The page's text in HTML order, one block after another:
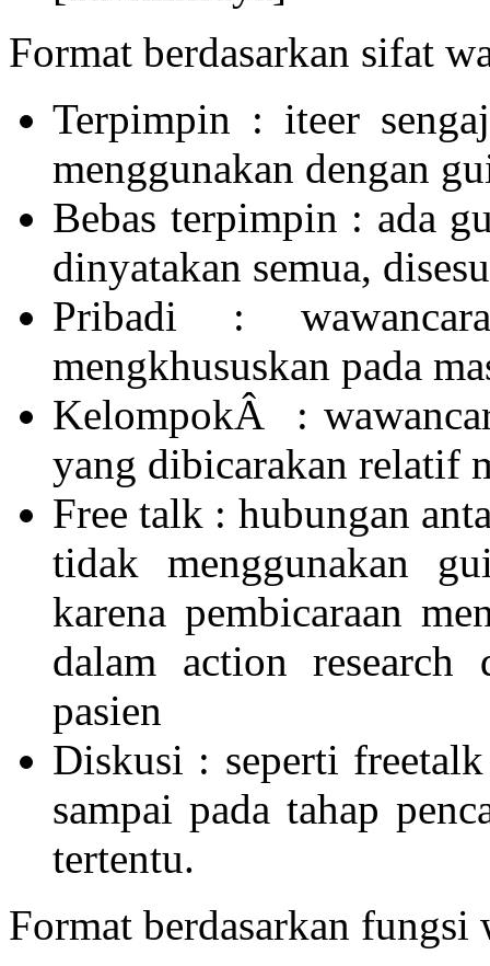
Format berdasarkan sifat
Terpimpin : iteer
menggunakan dengan
Bebas terpimpin : ada
dinyatakan semua,
Pribadi :
mengkhususkan pada
KelompokÂ :
yang dibicarakan relatif
Free talk : hubungan
tidak menggunakan
karena pembicaraan
dalam action
pasien
Diskusi : seperti
sampai pada tahap
tertentu.
Format berdasarkan fungsi